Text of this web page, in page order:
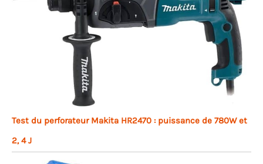
Test du perforateur Makita HR2470 : puissance de 780W et
2, 4 J